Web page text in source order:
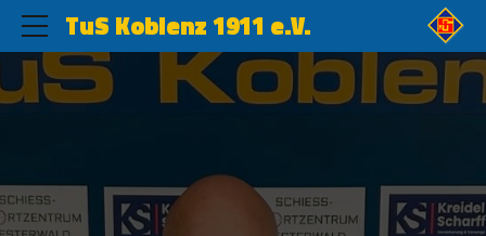
TuS Koblenz 1911 e.V.